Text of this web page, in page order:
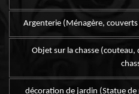
Argenterie (Ménagère,
Objet sur la chasse
décoration de jardin (Statue